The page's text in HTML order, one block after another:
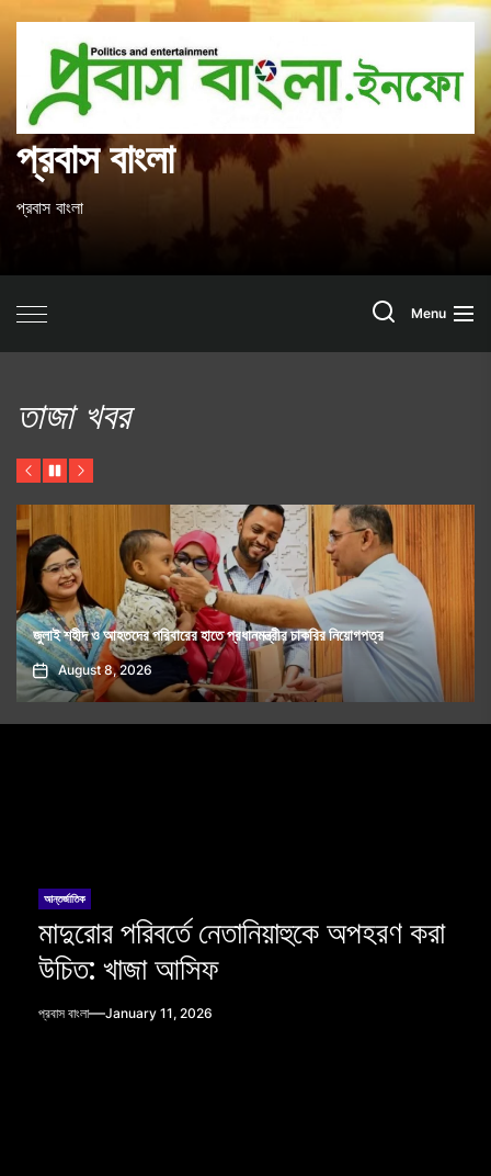
content
প্রবাস বাংলা
প্রবাস বাংলা
SearchMenu
তাজা খবর
Previous
PauseNext
জুলাই শহীদ ও আহতদের পরিবারের হাতে প্রধানমন্ত্রীর চাকরির নিয়োগপত্র
August 8, 2026
আন্তর্জাতিক
মাদুরোর পরিবর্তে নেতানিয়াহুকে অপহরণ করা
উচিত: খাজা আসিফ
প্রবাস বাংলা January 11, 2026